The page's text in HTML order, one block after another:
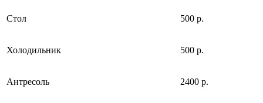
Стол 500 р.
Холодильник 500 р.
Антресоль 2400 р.